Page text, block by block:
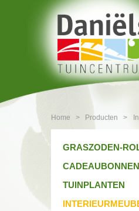
Home > Producten >
GRASZODEN-
CADEAUBONNEN
TUINPLANTEN